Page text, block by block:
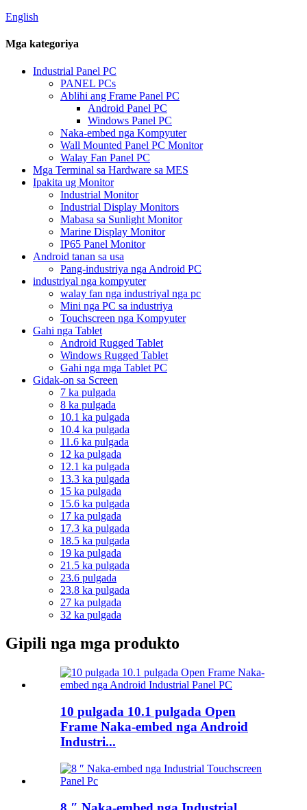
English
Mga kategoriya
Industrial Panel PC
PANEL PCs
Ablihi ang Frame Panel PC
Android Panel PC
Windows Panel PC
Naka-embed nga Kompyuter
Wall Mounted Panel PC Monitor
Walay Fan Panel PC
Mga Terminal sa Hardware sa MES
Ipakita ug Monitor
Industrial Monitor
Industrial Display Monitors
Mabasa sa Sunlight Monitor
Marine Display Monitor
IP65 Panel Monitor
Android tanan sa usa
Pang-industriya nga Android PC
industriyal nga kompyuter
walay fan nga industriyal nga pc
Mini nga PC sa industriya
Touchscreen nga Kompyuter
Gahi nga Tablet
Android Rugged Tablet
Windows Rugged Tablet
Gahi nga mga Tablet PC
Gidak-on sa Screen
7 ka pulgada
8 ka pulgada
10.1 ka pulgada
10.4 ka pulgada
11.6 ka pulgada
12 ka pulgada
12.1 ka pulgada
13.3 ka pulgada
15 ka pulgada
15.6 ka pulgada
17 ka pulgada
17.3 ka pulgada
18.5 ka pulgada
19 ka pulgada
21.5 ka pulgada
23.6 pulgada
23.8 ka pulgada
27 ka pulgada
32 ka pulgada
Gipili nga mga produkto
10 pulgada 10.1 pulgada Open
Frame Naka-embed nga Android
Industri...